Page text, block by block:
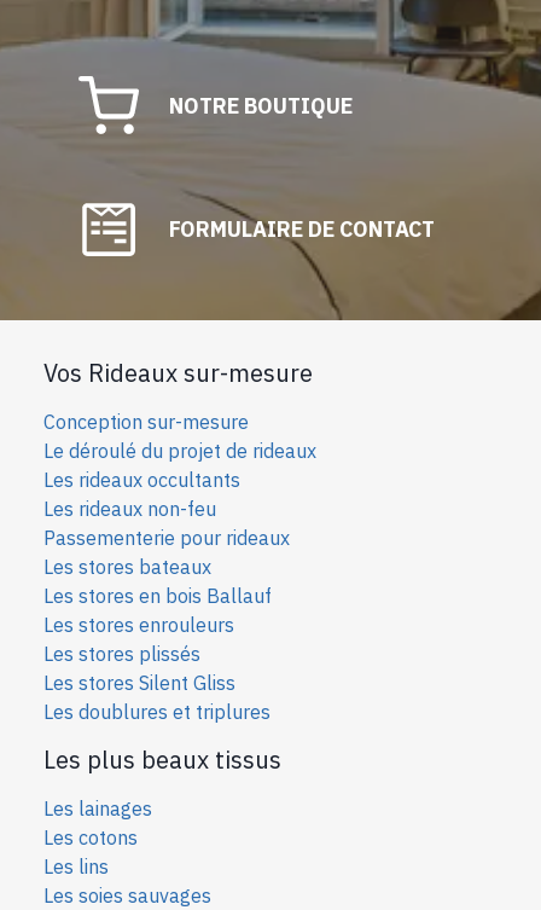
NOTRE BOUTIQUE
FORMULAIRE DE CONTACT
Vos Rideaux sur-mesure
Conception sur-mesure
Le déroulé du projet de rideaux
Les rideaux occultants
Les rideaux non-feu
Passementerie pour rideaux
Les stores bateaux
Les stores en bois Ballauf
Les stores enrouleurs
Les stores plissés
Les stores Silent Gliss
Les doublures et triplures
Les plus beaux tissus
Les lainages
Les cotons
Les lins
Les soies sauvages